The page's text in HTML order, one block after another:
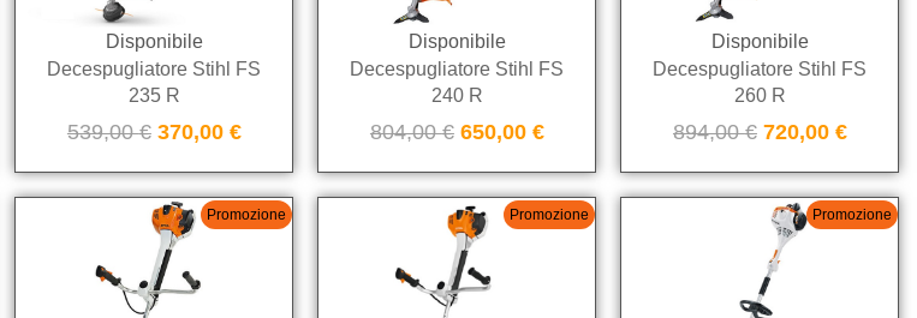
Disponibile
Decespugliatore Stihl FS
235 R
539,00€ 370,00 €
Disponibile
Decespugliatore Stihl FS
240 R
804,00€ 650,00 €
Disponibile
Decespugliatore Stihl FS
260 R
894,00€ 720,00 €
Promozione Promozione Promozione